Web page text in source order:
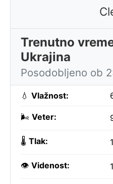
Trenutno
Ukrajina
Posodobljeno ob
💧 Vlažnost:
🌬️ Veter:
🌡️ Tlak:
👁️ Videnost: